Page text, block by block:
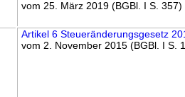
vom 25. März 2019 (BGBl. I S. 357)
Artikel 6 Steueränderungsgesetz
vom 2. November 2015 (BGBl. I S.